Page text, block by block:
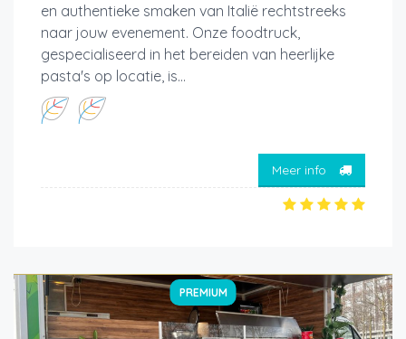
en authentieke smaken van Italië rechtstreeks
naar jouw evenement. Onze foodtruck,
gespecialiseerd in het bereiden van heerlijke
pasta's op locatie, is...
Meer info
PREMIUM